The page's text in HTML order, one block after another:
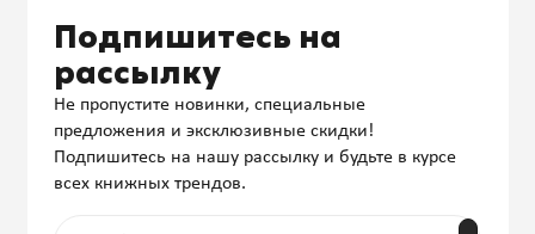
Подпишитесь на
рассылку
Не пропустите новинки, специальные
предложения и эксклюзивные скидки!
Подпишитесь на нашу рассылку и будьте в курсе
всех книжных трендов.